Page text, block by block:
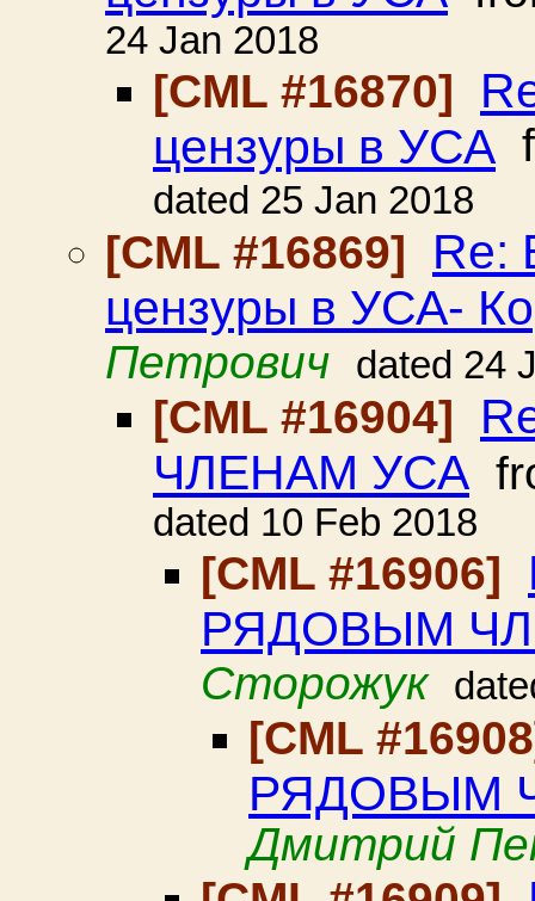
24 Jan 2018
[CML #16870]
цензуры в УСА
dated 25 Jan 2018
[CML #16869]
Re:
цензуры в УСА-
Петрович dated 24
[CML #16904]
ЧЛЕНАМ УСА
dated 10 Feb 2018
[CML #16906]
РЯДОВЫМ
Сторожук
[CML
РЯДОВЫМ
Дмитрий